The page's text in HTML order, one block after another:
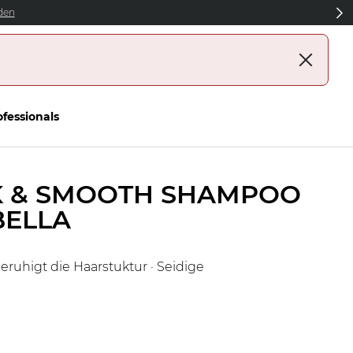
& SMOOTH SHAMPOO
die Haarstuktur · Seidige